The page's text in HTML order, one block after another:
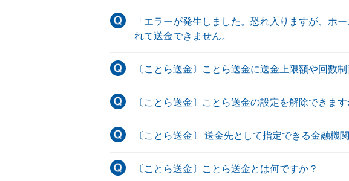
「エラーが発生しました。恐れ入りますが、ホ
れて送金できません。
〔ことら送金〕ことら送金に送金上限額や回数
〔ことら送金〕ことら送金の設定を解除できま
〔ことら送金〕 送金先として指定できる金融機
〔ことら送金〕ことら送金とは何ですか？